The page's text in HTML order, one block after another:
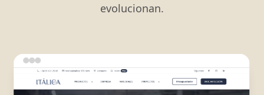
evolucionan.